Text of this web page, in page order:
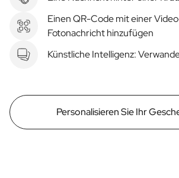
Einen QR-Code mit einer
Fotonachricht hinzufügen
Künstliche Intelligenz:
Personalisieren Sie Ihr